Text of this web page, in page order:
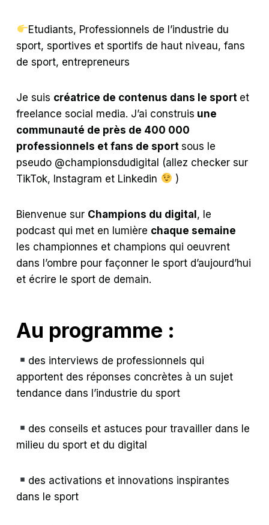
Etudiants, Professionnels de l’industrie du
sport, sportives et sportifs de haut niveau, fans
de sport, entrepreneurs
Je suis créatrice de contenus dans le sport et
freelance social media. J’ai construis une
communauté de près de 400 000
professionnels et fans de sportsous le
pseudo @championsdudigital (allez checker sur
TikTok, Instagram et Linkedin
)
Bienvenue sur Champions du digital, le
podcast qui met en lumière chaque semaine
les championnes et champions qui oeuvrent
dans l’ombre pour façonner le sport d’aujourd’hui
et écrire le sport de demain.
Au programme :
des interviews de professionnels qui
apportent des réponses concrètes à un sujet
tendance dans l’industrie du sport
des conseils et astuces pour travailler dans le
milieu du sport et du digital
des activations et innovations inspirantes
dans le sport